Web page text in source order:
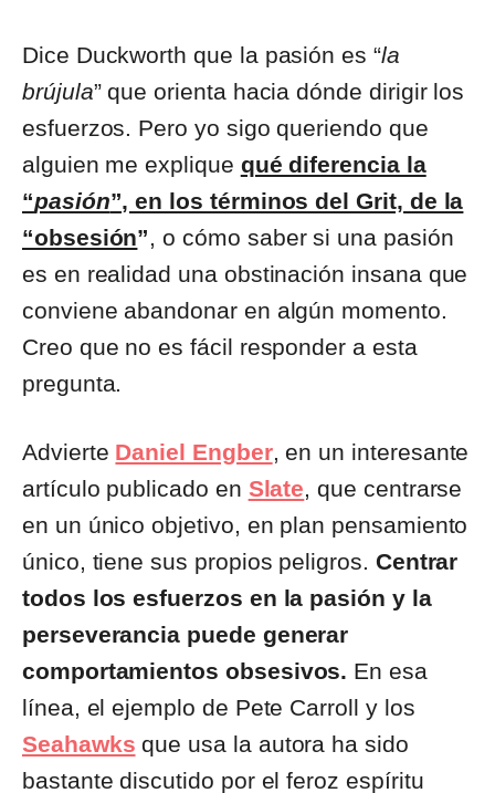
Dice Duckworth que la pasión es “la
brújula” que orienta hacia dónde dirigir los
esfuerzos. Pero yo sigo queriendo que
alguien me explique qué diferencia la
“pasión”, en los términos del Grit, de la
“obsesión”, o cómo saber si una pasión
es en realidad una obstinación insana que
conviene abandonar en algún momento.
Creo que no es fácil responder a esta
pregunta.
Advierte Daniel Engber, en un interesante
artículo publicado en Slate, que centrarse
en un único objetivo, en plan pensamiento
único, tiene sus propios peligros. Centrar
todos los esfuerzos en la pasión y la
perseverancia puede generar
comportamientos obsesivos. En esa
línea, el ejemplo de Pete Carroll y los
Seahawks que usa la autora ha sido
bastante discutido por el feroz espíritu